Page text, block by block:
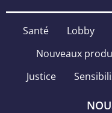
Santé Lobby
Nouveaux
Justice